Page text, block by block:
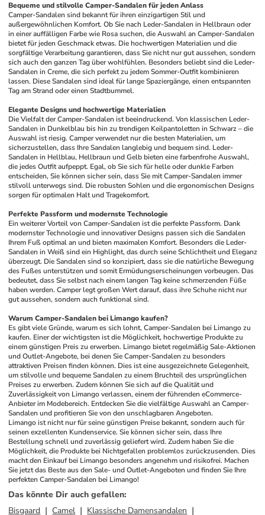
Bequeme und stilvolle Camper-Sandalen für jeden Anlass
Camper-Sandalen sind bekannt für ihren einzigartigen Stil und
außergewöhnlichen Komfort. Ob Sie nach Leder-Sandalen in Hellbraun oder
in einer auffälligen Farbe wie Rosa suchen, die Auswahl an Camper-Sandalen
bietet für jeden Geschmack etwas. Die hochwertigen Materialien und die
sorgfältige Verarbeitung garantieren, dass Sie nicht nur gut aussehen, sondern
sich auch den ganzen Tag über wohlfühlen. Besonders beliebt sind die Leder-
Sandalen in Creme, die sich perfekt zu jedem Sommer-Outfit kombinieren
lassen. Diese Sandalen sind ideal für lange Spaziergänge, einen entspannten
Tag am Strand oder einen Stadtbummel.
Elegante Designs und hochwertige Materialien
Die Vielfalt der Camper-Sandalen ist beeindruckend. Von klassischen Leder-
Sandalen in Dunkelblau bis hin zu trendigen Keilpantoletten in Schwarz – die
Auswahl ist riesig. Camper verwendet nur die besten Materialien, um
sicherzustellen, dass Ihre Sandalen langlebig und bequem sind. Leder-
Sandalen in Hellblau, Hellbraun und Gelb bieten eine farbenfrohe Auswahl,
die jedes Outfit aufpeppt. Egal, ob Sie sich für helle oder dunkle Farben
entscheiden, Sie können sicher sein, dass Sie mit Camper-Sandalen immer
stilvoll unterwegs sind. Die robusten Sohlen und die ergonomischen Designs
sorgen für optimalen Halt und Tragekomfort.
Perfekte Passform und modernste Technologie
Ein weiterer Vorteil von Camper-Sandalen ist die perfekte Passform. Dank
modernster Technologie und innovativer Designs passen sich die Sandalen
Ihrem Fuß optimal an und bieten maximalen Komfort. Besonders die Leder-
Sandalen in Weiß sind ein Highlight, das durch seine Schlichtheit und Eleganz
überzeugt. Die Sandalen sind so konzipiert, dass sie die natürliche Bewegung
des Fußes unterstützen und somit Ermüdungserscheinungen vorbeugen. Das
bedeutet, dass Sie selbst nach einem langen Tag keine schmerzenden Füße
haben werden. Camper legt großen Wert darauf, dass ihre Schuhe nicht nur
gut aussehen, sondern auch funktional sind.
Warum Camper-Sandalen bei Limango kaufen?
Es gibt viele Gründe, warum es sich lohnt, Camper-Sandalen bei Limango zu
kaufen. Einer der wichtigsten ist die Möglichkeit, hochwertige Produkte zu
einem günstigen Preis zu erwerben. Limango bietet regelmäßig Sale-Aktionen
und Outlet-Angebote, bei denen Sie Camper-Sandalen zu besonders
attraktiven Preisen finden können. Dies ist eine ausgezeichnete Gelegenheit,
um stilvolle und bequeme Sandalen zu einem Bruchteil des ursprünglichen
Preises zu erwerben. Zudem können Sie sich auf die Qualität und
Zuverlässigkeit von Limango verlassen, einem der führenden eCommerce-
Anbieter im Modebereich. Entdecken Sie die vielfältige Auswahl an Camper-
Sandalen und profitieren Sie von den unschlagbaren Angeboten.
Limango ist nicht nur für seine günstigen Preise bekannt, sondern auch für
seinen exzellenten Kundenservice. Sie können sicher sein, dass Ihre
Bestellung schnell und zuverlässig geliefert wird. Zudem haben Sie die
Möglichkeit, die Produkte bei Nichtgefallen problemlos zurückzusenden. Dies
macht den Einkauf bei Limango besonders angenehm und risikofrei. Machen
Sie jetzt das Beste aus den Sale- und Outlet-Angeboten und finden Sie Ihre
perfekten Camper-Sandalen bei Limango!
Das könnte Dir auch gefallen:
Bisgaard
Camel
Klassische Damensandalen